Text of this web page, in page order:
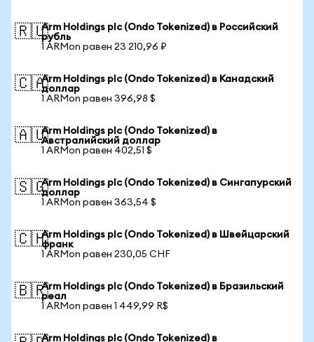
🇷🇺Arm Holdings plc (Ondo Tokenized) в Российский
рубль
1 ARMon равен 23 210,96 ₽
🇨🇦Arm Holdings plc (Ondo Tokenized) в Канадский
доллар
1 ARMon равен 396,98 $
🇦🇺Arm Holdings plc (Ondo Tokenized) в
Австралийский доллар
1 ARMon равен 402,51 $
🇸🇬Arm Holdings plc (Ondo Tokenized) в Сингапурский
доллар
1 ARMon равен 363,54 $
🇨🇭Arm Holdings plc (Ondo Tokenized) в Швейцарский
франк
1 ARMon равен 230,05 CHF
🇧🇷Arm Holdings plc (Ondo Tokenized) в Бразильский
реал
1 ARMon равен 1 449,99 R$
Arm Holdings plc (Ondo Tokenized) в